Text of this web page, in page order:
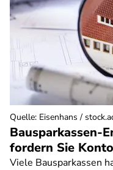
Bausparkassen-
fordern Sie
Viele Bausparkassen
Quelle: Eisenhans /